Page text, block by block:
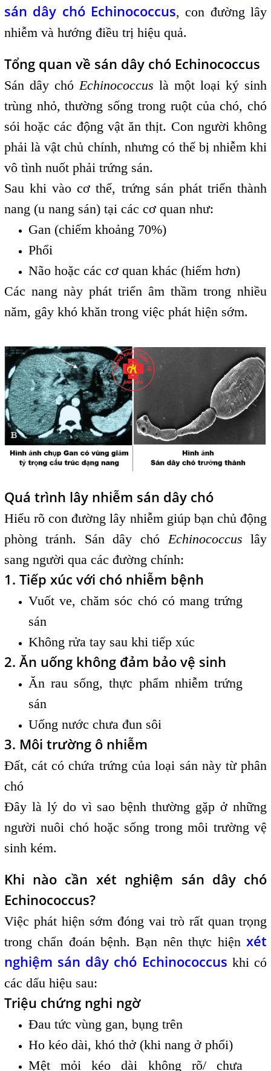
sán dây chó Echinococcus, con đường lây
nhiễm và hướng điều trị hiệu quả.
Tổng quan về sán dây chó Echinococcus
Sán dây chóEchinococcus là một loại ký sinh
trùng nhỏ, thường sống trong ruột của chó, chó
sói hoặc các động vật ăn thịt. Con người không
phải là vật chủ chính, nhưng có thể bị nhiễm khi
vô tình nuốt phải trứng sán.
Sau khi vào cơ thể, trứng sán phát triển thành
nang (u nang sán) tại các cơ quan như:
Gan (chiếm khoảng 70%)
Phổi
Não hoặc các cơ quan khác (hiếm hơn)
Các nang này phát triển âm thầm trong nhiều
năm, gây khó khăn trong việc phát hiện sớm.
Quá trình lây nhiễm sán dây chó
Hiểu rõ con đường lây nhiễm giúp bạn chủ động
phòng tránh. Sán dây chó Echinococcus lây
sang người qua các đường chính:
1. Tiếp xúc với chó nhiễm bệnh
Vuốt ve, chăm sóc chó có mang trứng
sán
Không rửa tay sau khi tiếp xúc
2. Ăn uống không đảm bảo vệ sinh
Ăn rau sống, thực phẩm nhiễm trứng
sán
Uống nước chưa đun sôi
3. Môi trường ô nhiễm
Đất, cát có chứa trứng của loại sán này từ phân
chó
Đây là lý do vì sao bệnh thường gặp ở những
người nuôi chó hoặc sống trong môi trường vệ
sinh kém.
Khi nào cần xét nghiệm sán dây chó
Echinococcus?
Việc phát hiện sớm đóng vai trò rất quan trọng
trong chẩn đoán bệnh. Bạn nên thực hiệnxét
nghiệm sán dây chó Echinococcus khi có
các dấu hiệu sau:
Triệu chứng nghi ngờ
Đau tức vùng gan, bụng trên
Ho kéo dài, khó thở (khi nang ở phổi)
Mệt mỏi kéo dài không rõ/ chưa